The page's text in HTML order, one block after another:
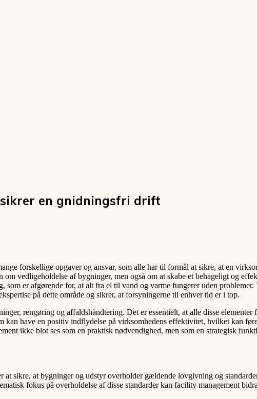
en gnidningsfri drift
forskellige opgaver og ansvar, som alle har til formål at sikre, at en
vedligeholdelse af bygninger, men også om at skabe et behageligt og
er afgørende for, at alt fra el til vand og varme fungerer uden problemer.
på dette område og sikrer, at forsyningerne til enhver tid er i top.
rengøring og affaldshåndtering. Det er essentielt, at alle disse
have en positiv indflydelse på virksomhedens effektivitet, hvilket kan
ikke blot ses som en praktisk nødvendighed, men som en strategisk
sikre, at bygninger og udstyr overholder gældende lovgivning og
fokus på overholdelse af disse standarder kan facility management